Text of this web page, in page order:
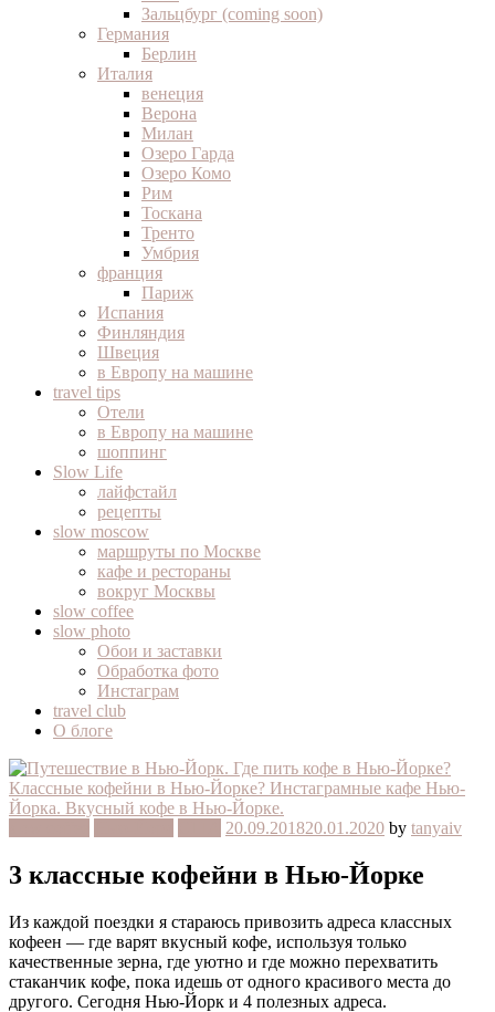
Зальцбург (coming soon)
Германия
Берлин
Италия
венеция
Верона
Милан
Озеро Гарда
Озеро Комо
Рим
Тоскана
Тренто
Умбрия
франция
Париж
Испания
Финляндия
Швеция
в Европу на машине
travel tips
Отели
в Европу на машине
шоппинг
Slow Life
лайфстайл
рецепты
slow moscow
маршруты по Москве
кафе и рестораны
вокруг Москвы
slow coffee
slow photo
Обои и заставки
Обработка фото
Инстаграм
travel club
О блоге
20.09.201820.01.2020 by tanyaiv
3 классные кофейни в Нью-Йорке
Из каждой поездки я стараюсь привозить адреса классных
кофеен — где варят вкусный кофе, используя только
качественные зерна, где уютно и где можно перехватить
стаканчик кофе, пока идешь от одного красивого места до
другого. Сегодня Нью-Йорк и 4 полезных адреса.